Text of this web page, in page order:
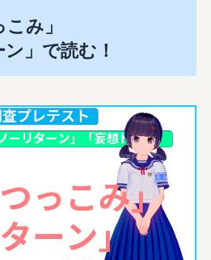
み」
」で読む！